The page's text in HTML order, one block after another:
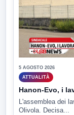
5 AGOSTO 2026
ATTUALITÀ
Hanon-Evo, i
L'assemblea dei
Olivola. Decisa...